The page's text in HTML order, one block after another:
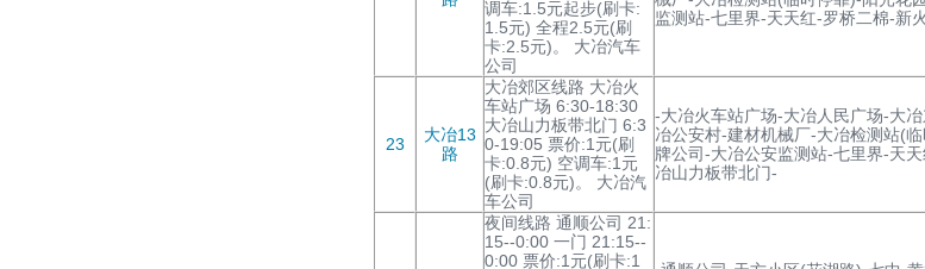
调车:1.5元起步(刷卡:
1.5元) 全程2.5元(刷
卡:2.5元)。 大冶汽车
公司
监测站-七里界-天天红-罗桥二棉-新
23
大冶13
路
大冶郊区线路 大冶火
车站广场 6:30-18:30
大冶山力板带北门 6:3
0-19:05 票价:1元(刷
卡:0.8元) 空调车:1元
(刷卡:0.8元)。 大冶汽
车公司
-大冶火车站广场-大冶人民广场-大
冶公安村-建材机械厂-大冶检测站(
牌公司-大冶公安监测站-七里界-天
冶山力板带北门-
夜间线路 通顺公司 21:
15--0:00 一门 21:15--
0:00 票价:1元(刷卡:1